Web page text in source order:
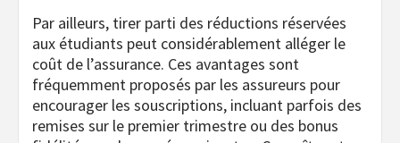
Par ailleurs, tirer parti des réductions réservées
aux étudiants peut considérablement alléger le
coût de l’assurance. Ces avantages sont
fréquemment proposés par les assureurs pour
encourager les souscriptions, incluant parfois des
remises sur le premier trimestre ou des bonus